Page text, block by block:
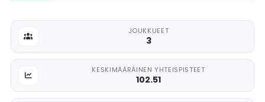
JOUKKUEET
3
KESKIMÄÄRÄINEN YHTEISPISTEET
102.51